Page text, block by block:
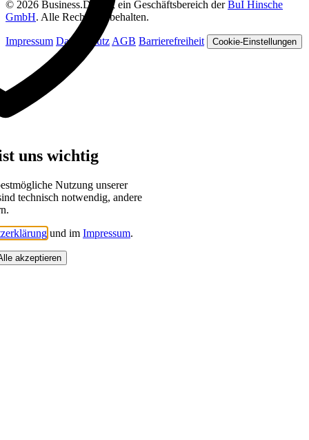
© 2026 Business.Digital, ein Geschäftsbereich derBuI Hinsche
GmbH. Alle Rechte vorbehalten.
Impressum Datenschutz AGB Barrierefreiheit Cookie-Einstellungen
uns wichtig
Nutzung unserer
technisch notwendig, andere
und im Impressum.
akzeptieren